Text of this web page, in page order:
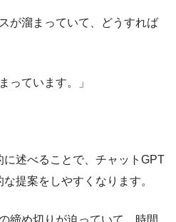
が溜まっていて、どうすれば
っています。」
述べることで、チャットGPT
提案をしやすくなります。
締め切りが迫っていて、時間